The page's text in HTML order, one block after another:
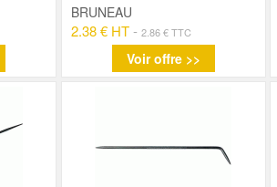
BRUNEAU
2.38 € HT - 2.86 € TTC
Voir offre >>